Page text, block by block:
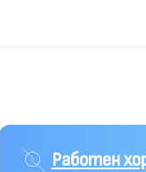
Работен